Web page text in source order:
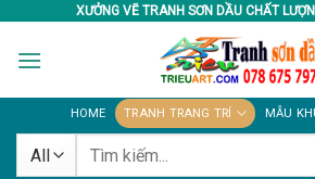
content
XƯỞNG VẼ TRANH SƠN DẦU CHẤT
HOME TRANH TRANG TRÍ MẪU
Tìm